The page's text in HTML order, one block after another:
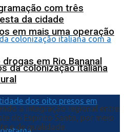
em mais uma operação
em Rio Bananal
com três
da cidade
da colonização italiana
a integração regional entre
do Espírito Santo, por meio
e de qualidade.